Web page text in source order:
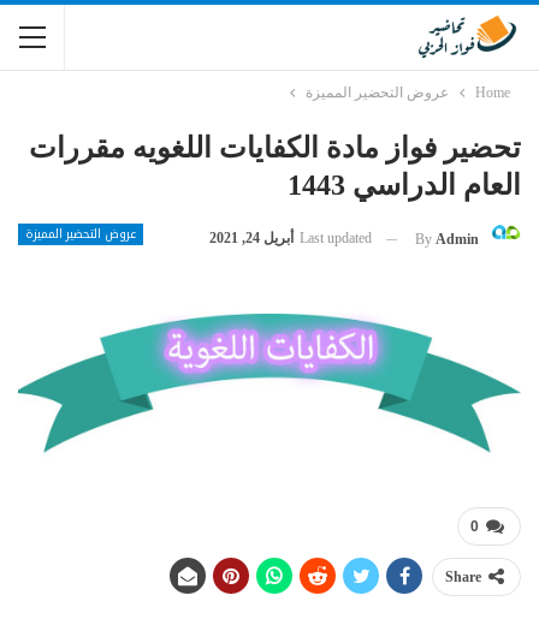
Home عروض التحضير المميزة
تحضير فواز مادة الكفايات اللغويه مقررات
العام الدراسي 1443
عروض التحضير المميزة By Admin
Last updated أبريل 24, 2021
0
Share